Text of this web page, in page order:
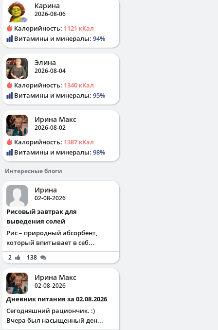
Карина
2026-08-06
Калорийность: 1121 кКал
Витамины и минералы: 94%
Элина
2026-08-04
Калорийность: 1340 кКал
Витамины и минералы: 95%
Ирина Макс
2026-08-02
Калорийность: 1387 кКал
Витамины и минералы: 98%
Интересные блоги
Ирина
02-08-2026
Рисовый завтрак для
выведения солей
Рис – природный абсорбент,
который впитывает в себ...
2 138
Ирина Макс
02-08-2026
Дневник питания за 02.08.2026
Сегодняшний рациончик. :)
Вчера был насыщенный ден...